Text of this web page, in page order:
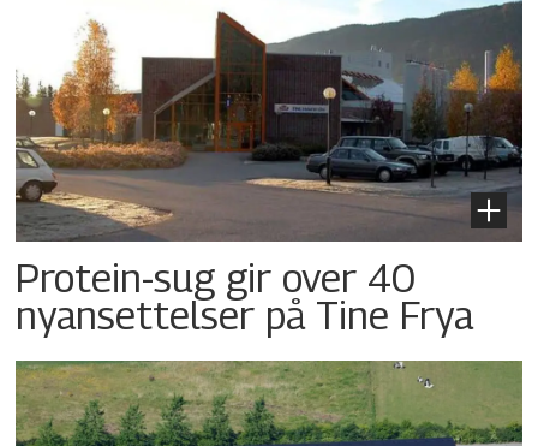
Protein-sug gir over 40
nyansettelser på Tine Frya